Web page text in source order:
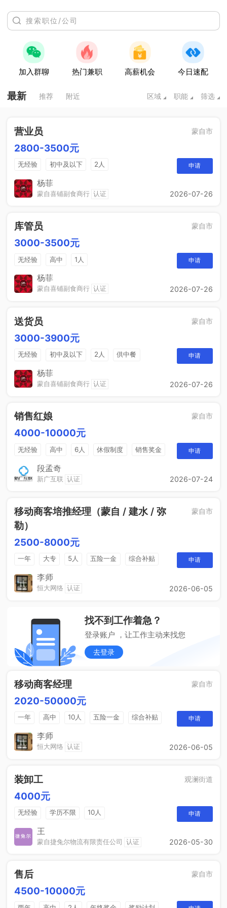
加入群聊 热门兼职 高薪机会 今日速配
最新 推荐 附近 区域 职能 筛选
营业员 蒙自市
2800-3500元
无经验 初中及以下 2人 申请
杨菲
蒙自喜铺副食商行 认证 2026-07-26
库管员 蒙自市
3000-3500元
无经验 高中 1人 申请
杨菲
蒙自喜铺副食商行 认证 2026-07-26
送货员 蒙自市
3000-3900元
无经验 初中及以下 2人 供中餐 申请
杨菲
蒙自喜铺副食商行 认证 2026-07-26
销售红娘 蒙自市
4000-10000元
无经验 高中 6人 休假制度
销售奖金
五险一金
申请
段孟奇
新广互联 认证 2026-07-24
移动商客培推经理（蒙自 / 建水 / 弥
勒）
蒙自市
2500-8000元
一年 大专 5人 五险一金
综合补贴
销售奖金
申请
李师
恒大网络 认证 2026-06-05
找不到工作着急？
登录账户 ，让工作主动来找您
去登录
移动商客经理 蒙自市
2020-50000元
一年 高中 10人 五险一金
综合补贴
销售奖金
申请
李师
恒大网络 认证 2026-06-05
装卸工 观澜街道
4000元
无经验 学历不限 10人 申请
王
蒙自捷兔尔物流有限责任公司 认证 2026-05-30
售后 蒙自市
4500-10000元